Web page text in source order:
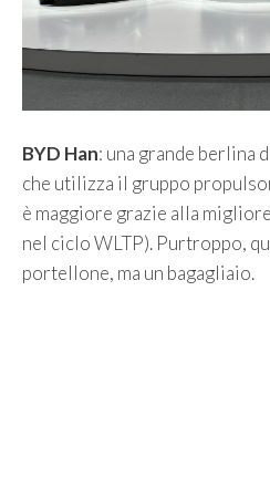
BYD Han: una grande berlina
che utilizza il gruppo
è maggiore grazie alla
nel ciclo WLTP). Purtroppo,
portellone, ma un bagagliaio.